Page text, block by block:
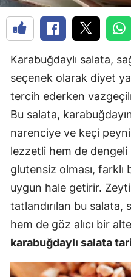
Karabuğdaylı salata,
seçenek olarak diyet
tercih ederken
Bu salata,
narenciye ve keçi
lezzetli hem de
glutensiz olması,
uygun hale getirir.
tatlandırılan bu salata,
hem de göz alıcı bir
karabuğdaylı salata